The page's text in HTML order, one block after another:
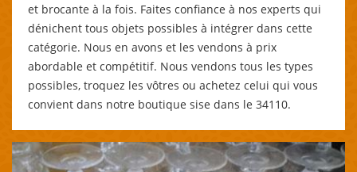
et brocante à la fois. Faites confiance à nos experts qui
dénichent tous objets possibles à intégrer dans cette
catégorie. Nous en avons et les vendons à prix
abordable et compétitif. Nous vendons tous les types
possibles, troquez les vôtres ou achetez celui qui vous
convient dans notre boutique sise dans le 34110.